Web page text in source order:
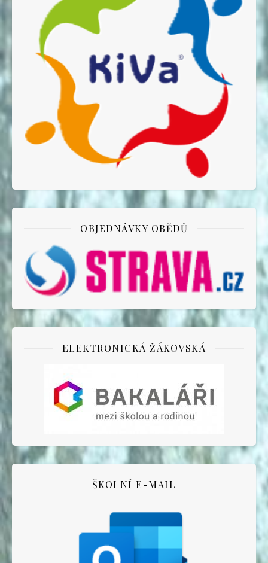
OBJEDNÁVKY OBĚDŮ
ELEKTRONICKÁ ŽÁKOVSKÁ
ŠKOLNÍ E-MAIL